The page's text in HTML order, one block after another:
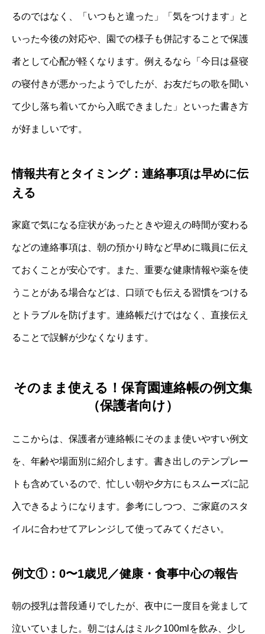
るのではなく、「いつもと違った」「気をつけます」と
いった今後の対応や、園での様子も併記することで保護
者として心配が軽くなります。例えるなら「今日は昼寝
の寝付きが悪かったようでしたが、お友だちの歌を聞い
て少し落ち着いてから入眠できました」といった書き方
が好ましいです。
情報共有とタイミング：連絡事項は早めに伝
える
家庭で気になる症状があったときや迎えの時間が変わる
などの連絡事項は、朝の預かり時など早めに職員に伝え
ておくことが安心です。また、重要な健康情報や薬を使
うことがある場合などは、口頭でも伝える習慣をつける
とトラブルを防げます。連絡帳だけではなく、直接伝え
ることで誤解が少なくなります。
そのまま使える！保育園連絡帳の例文集
（保護者向け）
ここからは、保護者が連絡帳にそのまま使いやすい例文
を、年齢や場面別に紹介します。書き出しのテンプレー
トも含めているので、忙しい朝や夕方にもスムーズに記
入できるようになります。参考にしつつ、ご家庭のスタ
イルに合わせてアレンジして使ってみてください。
例文①：0〜1歳児／健康・食事中心の報告
朝の授乳は普段通りでしたが、夜中に一度目を覚まして
泣いていました。朝ごはんはミルク100mlを飲み、少し